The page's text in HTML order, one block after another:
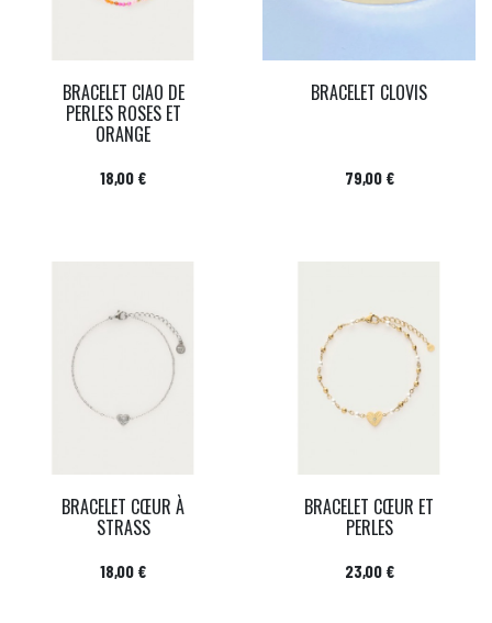
BRACELET CIAO DE
PERLES ROSES ET
ORANGE
Prix
18,00 €
BRACELET CLOVIS
Prix
79,00 €
BRACELET CŒUR À
STRASS
Prix
18,00 €
BRACELET CŒUR ET
PERLES
Prix
23,00 €